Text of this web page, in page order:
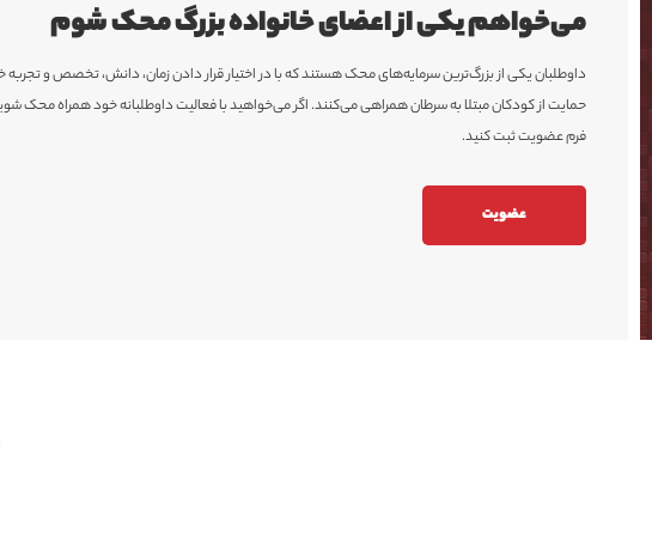
می‌خواهم یکی از اعضای خانواده بزرگ محک شوم
داوطلبان یکی از بزرگ‌ترین سرمایه‌های محک هستند که با در اختیار قرار دادن زمان، دانش، تخصص و تجربه
حمایت از کودکان مبتلا به سرطان همراهی می‌کنند. اگر می‌خواهید با فعالیت داوطلبانه خود همراه محک
فرم عضویت ثبت کنید.
عضویت